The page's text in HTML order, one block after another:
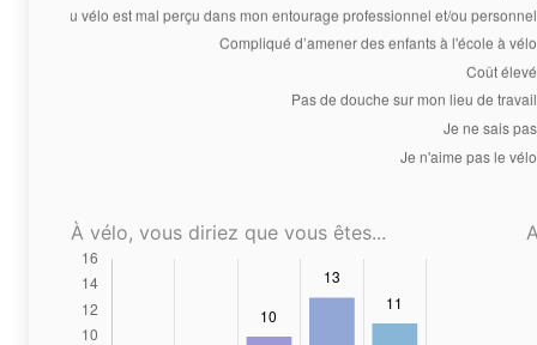
À vélo, vous diriez que vous êtes...